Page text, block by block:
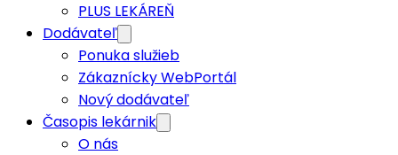
PLUS LEKÁREŇ
Dodávateľ
Ponuka služieb
Zákaznícky WebPortál
Nový dodávateľ
Časopis lekárnik
O nás